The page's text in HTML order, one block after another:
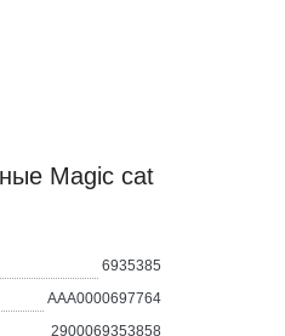
Magic cat
6935385
AAA0000697764
2900069353858